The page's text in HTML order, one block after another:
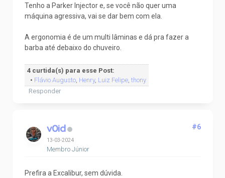
Tenho a Parker Injector e, se você não quer uma
máquina agressiva, vai se dar bem com ela.
A ergonomia é de um multi lâminas e dá pra fazer a
barba até debaixo do chuveiro.
4 curtida(s) para esse Post:
• Flávio Augusto, Henry, Luiz Felipe, thony
Responder
v0id
13-03-2024
Membro Júnior
#6
Prefira a Excalibur, sem dúvida.